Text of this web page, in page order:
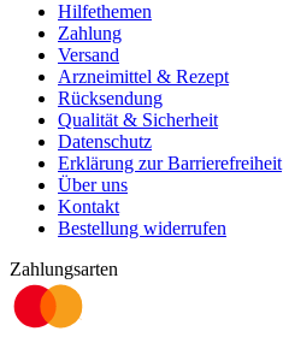
Hilfethemen
Zahlung
Versand
Arzneimittel & Rezept
Rücksendung
Qualität & Sicherheit
Datenschutz
Erklärung zur Barrierefreiheit
Über uns
Kontakt
Bestellung widerrufen
Zahlungsarten